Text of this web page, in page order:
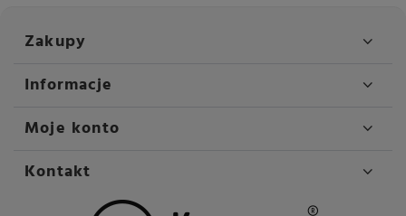
Zakupy
Informacje
Moje konto
Kontakt